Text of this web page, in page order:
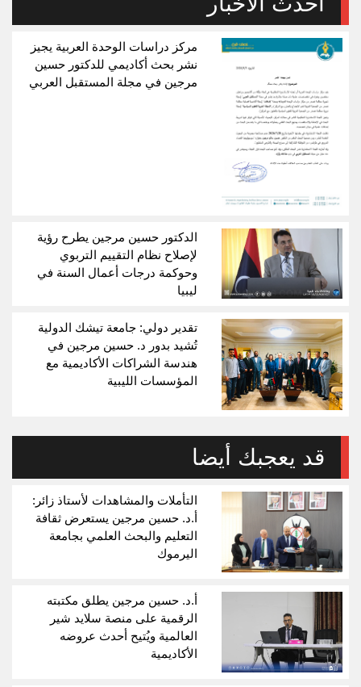
مركز دراسات الوحدة العربية يجيز
نشر بحث أكاديمي للدكتور حسين
مرجين في مجلة المستقبل العربي
الدكتور حسين مرجين يطرح رؤية
لإصلاح نظام التقييم التربوي
وحوكمة درجات أعمال السنة في
ليبيا
تقدير دولي: جامعة تيشك الدولية
تُشيد بدور د. حسين مرجين في
هندسة الشراكات الأكاديمية مع
المؤسسات الليبية
قد يعجبك أيضا
التأملات والمشاهدات لأستاذ زائر:
أ.د. حسين مرجين يستعرض ثقافة
التعليم والبحث العلمي بجامعة
اليرموك
أ.د. حسين مرجين يطلق مكتبته
الرقمية على منصة سلايد شير
العالمية ويُتيح أحدث عروضه
الأكاديمية